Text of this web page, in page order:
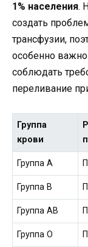
1% населения.
создать
трансфузии,
особенно
соблюдать
переливание
Группа
крови
Группа A
Группа B
Группа AB
Группа O